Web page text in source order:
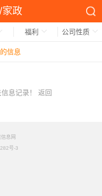
家政
福利 公司性质
信息
息记录！ 返回
息网
号-3